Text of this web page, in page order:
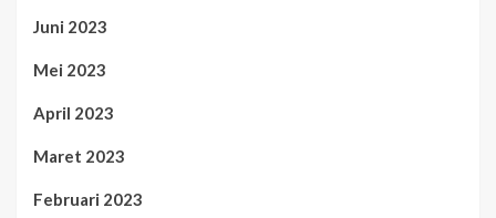
Juni 2023
Mei 2023
April 2023
Maret 2023
Februari 2023